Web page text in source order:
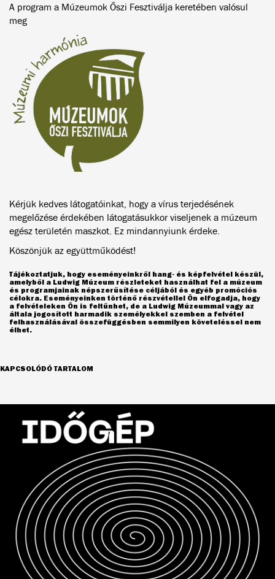
A program a Múzeumok Őszi Fesztiválja keretében valósul
meg
Kérjük kedves látogatóinkat, hogy a vírus terjedésének
megelőzése érdekében látogatásukkor viseljenek a múzeum
egész területén maszkot. Ez mindannyiunk érdeke.
Köszönjük az együttműködést!
Tájékoztatjuk, hogy eseményeinkről hang- és képfelvétel készül,
amelyből a Ludwig Múzeum részleteket használhat fel a múzeum
és programjainak népszerűsítése céljából és egyéb promóciós
célokra. Eseményeinken történő részvétellel Ön elfogadja, hogy
a felvételeken Ön is feltűnhet, de a Ludwig Múzeummal vagy az
általa jogosított harmadik személyekkel szemben a felvétel
felhasználásával összefüggésben semmilyen követeléssel nem
élhet.
KAPCSOLÓDÓ TARTALOM